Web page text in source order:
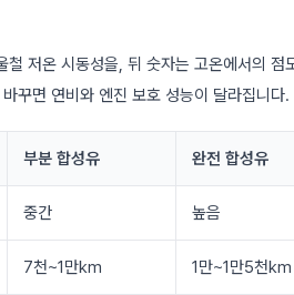
저온 시동성을, 뒤 숫자는 고온에서의 점
꾸면 연비와 엔진 보호 성능이 달라집니다.
부분 합성유 완전 합성유
중간 높음
7천~1만km 1만~1만5천km